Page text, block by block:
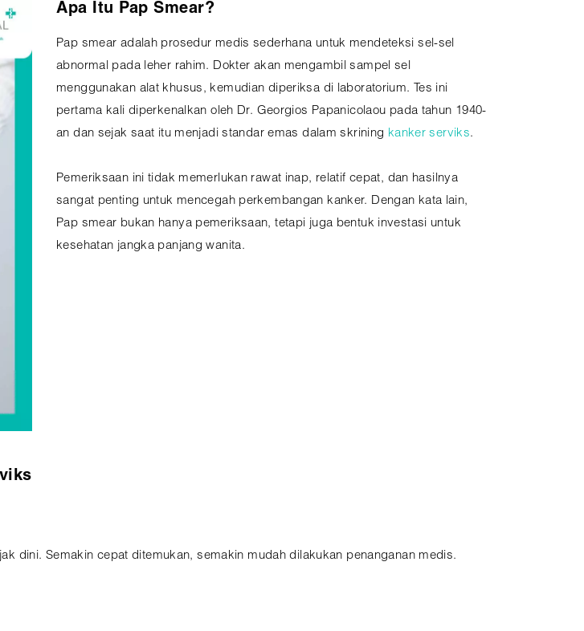
Apa Itu Pap Smear?
Pap smear adalah prosedur medis sederhana untuk mendeteksi sel-sel
abnormal pada leher rahim. Dokter akan mengambil sampel sel
menggunakan alat khusus, kemudian diperiksa di laboratorium. Tes ini
pertama kali diperkenalkan oleh Dr. Georgios Papanicolaou pada tahun 1940-
an dan sejak saat itu menjadi standar emas dalam skrining kanker serviks.
Pemeriksaan ini tidak memerlukan rawat inap, relatif cepat, dan hasilnya
sangat penting untuk mencegah perkembangan kanker. Dengan kata lain,
Pap smear bukan hanya pemeriksaan, tetapi juga bentuk investasi untuk
kesehatan jangka panjang wanita.
dini. Semakin cepat ditemukan, semakin mudah dilakukan penanganan medis.